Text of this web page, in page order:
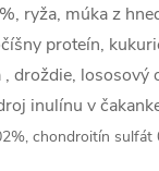
ryža, múka z
proteín,
droždie, lososový
inulínu v
chondroitín sulfát